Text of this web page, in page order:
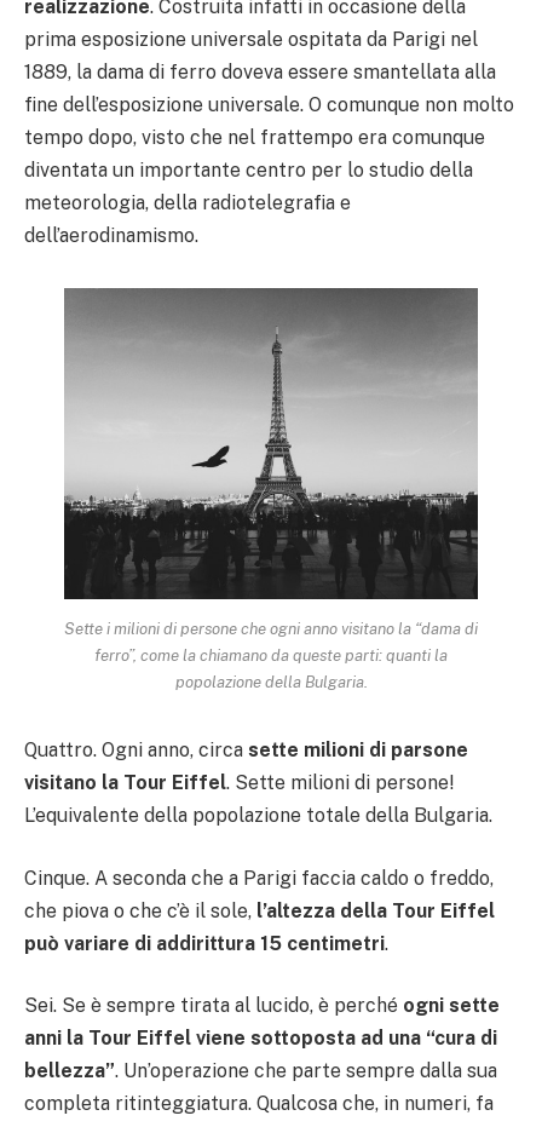
realizzazione. Costruita infatti in occasione della
prima esposizione universale ospitata da Parigi nel
1889, la dama di ferro doveva essere smantellata alla
fine dell’esposizione universale. O comunque non molto
tempo dopo, visto che nel frattempo era comunque
diventata un importante centro per lo studio della
meteorologia, della radiotelegrafia e
dell’aerodinamismo.
Sette i milioni di persone che ogni anno visitano la “dama di
ferro”, come la chiamano da queste parti: quanti la
popolazione della Bulgaria.
Quattro. Ogni anno, circa sette milioni di parsone
visitano la Tour Eiffel. Sette milioni di persone!
L’equivalente della popolazione totale della Bulgaria.
Cinque. A seconda che a Parigi faccia caldo o freddo,
che piova o che c’è il sole, l’altezza della Tour Eiffel
può variare di addirittura 15 centimetri.
Sei. Se è sempre tirata al lucido, è perché ogni sette
anni la Tour Eiffel viene sottoposta ad una “cura di
bellezza”. Un’operazione che parte sempre dalla sua
completa ritinteggiatura. Qualcosa che, in numeri, fa